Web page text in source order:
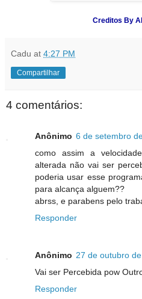
Creditos By
Cadu at 4:27 PM
Compartilhar
4 comentários:
Anônimo 6 de setembro
como assim a
alterada não vai ser
poderia usar esse
para alcança alguem??
abrss, e parabens pelo
Responder
Anônimo 27 de outubro
Vai ser Percebida pow
Responder